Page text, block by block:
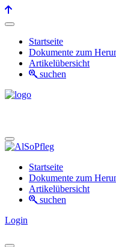
Startseite
Dokumente zum
Artikelübersicht
suchen
Startseite
Dokumente zum
Artikelübersicht
suchen
Login